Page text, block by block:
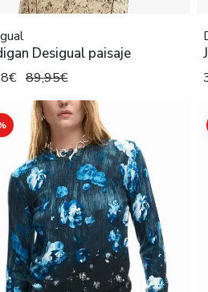
Desigual paisaje
89,95€